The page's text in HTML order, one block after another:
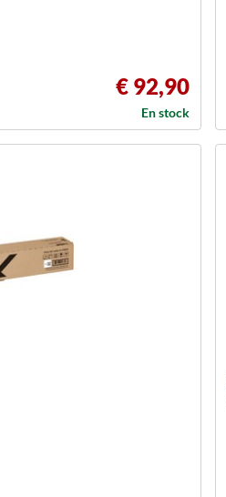
€ 92,90
En stock